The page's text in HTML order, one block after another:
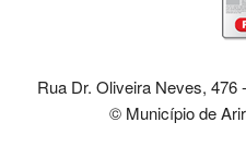
Rua Dr. Oliveira Neves, 476
© Município de